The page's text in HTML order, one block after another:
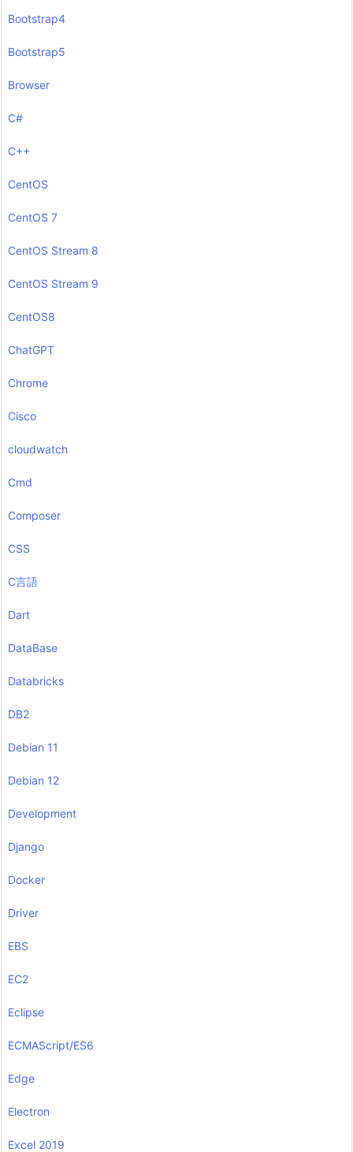
Bootstrap4
Bootstrap5
Browser
C#
C++
CentOS
CentOS 7
CentOS Stream 8
CentOS Stream 9
CentOS8
ChatGPT
Chrome
Cisco
cloudwatch
Cmd
Composer
CSS
C言語
Dart
DataBase
Databricks
DB2
Debian 11
Debian 12
Development
Django
Docker
Driver
EBS
EC2
Eclipse
ECMAScript/ES6
Edge
Electron
Excel 2019